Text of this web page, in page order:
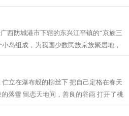
燥，...
西防城港市下辖的东兴江平镇的“京族三
岛组成，为我国少数民族京族聚居地，
...
立在瀑布般的柳丝下 把自己定格在春天
落雪 留恋天地间，善良的谷雨 打开了桃
...